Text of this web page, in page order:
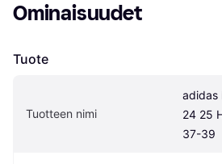
Ominaisuudet
Tuote
Tuotteen nimi
adidas
24 25
37-39